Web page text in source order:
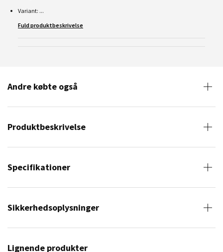
Variant: ...
Fuld produktbeskrivelse
Andre købte også
Produktbeskrivelse
Specifikationer
Sikkerhedsoplysninger
Lignende produkter